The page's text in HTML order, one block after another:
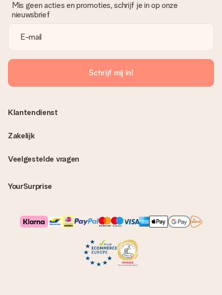
Mis geen acties en promoties, schrijf je in op onze
nieuwsbrief
Schrijf mij in!
Veelgestelde vragen
YourSurprise
Klantendienst
Zakelijk